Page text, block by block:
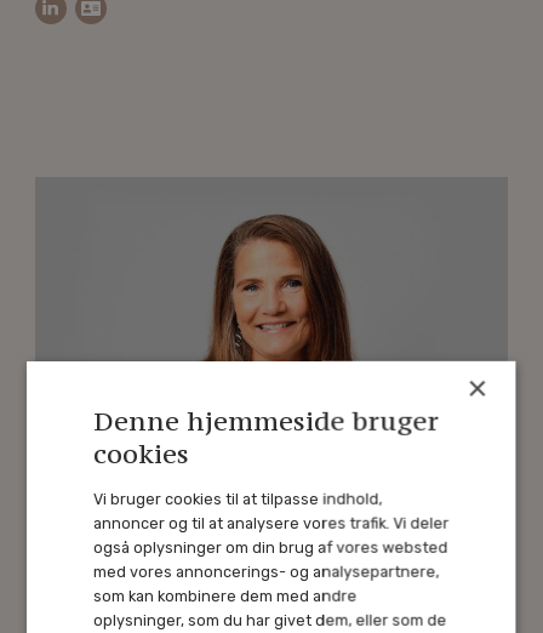
Lene Krogh Ellgaard
CFO / Økonomichef
+45 24 20 47 82
lke@danskejerkapital.dk
×
Denne hjemmeside bruger
cookies
Vi bruger cookies til at tilpasse indhold,
annoncer og til at analysere vores trafik. Vi deler
også oplysninger om din brug af vores websted
med vores annoncerings- og analysepartnere,
som kan kombinere dem med andre
oplysninger, som du har givet dem, eller som de